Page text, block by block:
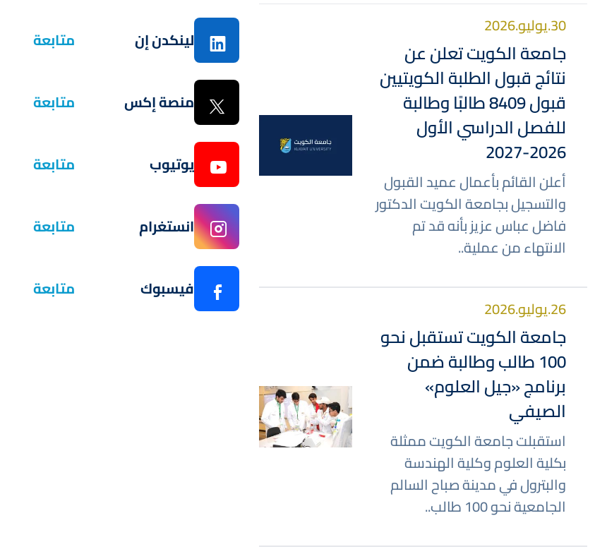
30.يوليو.2026
جامعة الكويت تعلن عن
نتائج قبول الطلبة الكويتيين
قبول 8409 طالبًا وطالبة
للفصل الدراسي الأول
2026-2027
أعلن القائم بأعمال عميد القبول
والتسجيل بجامعة الكويت الدكتور
فاضل عباس عزيز بأنه قد تم
الانتهاء من عملية..
26.يوليو.2026
جامعة الكويت تستقبل نحو
100 طالب وطالبة ضمن
برنامج «جيل العلوم»
الصيفي
استقبلت جامعة الكويت ممثلة
بكلية العلوم وكلية الهندسة
والبترول في مدينة صباح السالم
الجامعية نحو 100 طالب..
صورة
لينكدن إن متابعة
منصة إكس متابعة
يوتيوب متابعة
انستغرام متابعة
فيسبوك متابعة